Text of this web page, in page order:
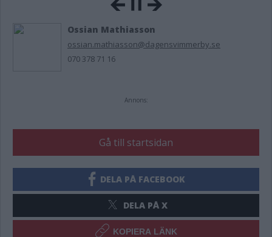
Ossian Mathiasson
ossian.mathiasson@dagensvimmerby.se
070 378 71 16
Annons:
Gå till startsidan
DELA PÅ FACEBOOK
DELA PÅ X
KOPIERA LÄNK